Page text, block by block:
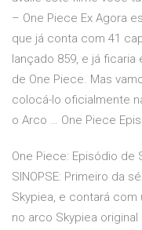
– One Piece Ex Agora
que já conta com 41
lançado 859, e já
de One Piece. Mas
colocá-lo oficialmente
o Arco … One Piece
One Piece: Episódio de
SINOPSE: Primeiro da
Skypiea, e contará
no arco Skypiea